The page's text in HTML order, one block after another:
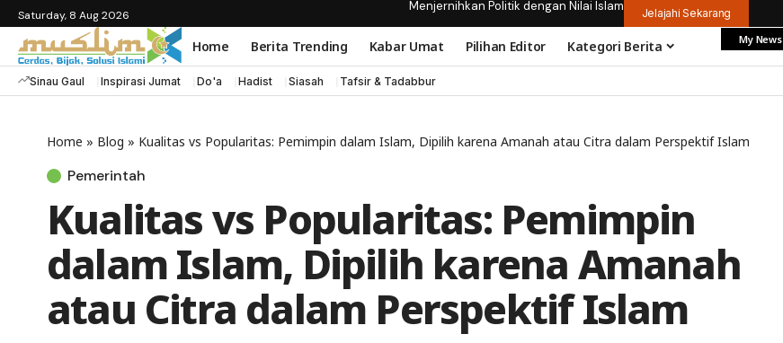
Saturday, 8 Aug 2026
Menjernihkan Politik dengan Nilai Islam Jelajahi Sekarang
Home Berita Trending Kabar Umat Pilihan Editor Kategori Berita My News
Sinau Gaul Inspirasi Jumat Do'a Hadist Siasah Tafsir & Tadabbur
Home » Blog » Kualitas vs Popularitas: Pemimpin dalam Islam, Dipilih karena Amanah atau Citra dalam Perspektif Islam
Pemerintah
Kualitas vs Popularitas: Pemimpin
dalam Islam, Dipilih karena Amanah
atau Citra dalam Perspektif Islam